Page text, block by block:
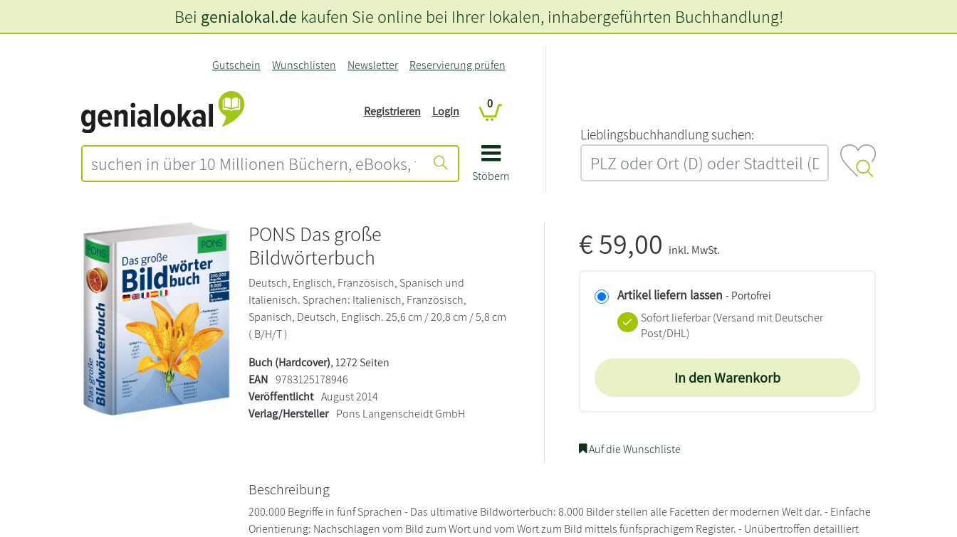
Stöbern
Gutschein Wunschlisten Newsletter Reservierung prüfen
Registrieren Login
0
L‍i‍e‍b‍l‍i‍n‍g‍s‍b‍u‍c‍h‍h‍a‍n‍d‍l‍u‍n‍g‍ ‍s‍u‍c‍h‍e‍n‍:‍
Bei genialokal.de kaufen Sie online bei Ihrer lokalen, inhabergeführten Buchhandlung!
PONS Das große
Bildwörterbuch
Deutsch, Englisch, Französisch, Spanisch und
Italienisch. Sprachen: Italienisch, Französisch,
Spanisch, Deutsch, Englisch. 25,6 cm / 20,8 cm / 5,8 cm
( B/H/T )
Buch (Hardcover), 1272 Seiten
EAN 9783125178946
Veröffentlicht August 2014
Verlag/Hersteller Pons Langenscheidt GmbH
€59,00 inkl. MwSt.
Artikel liefern lassen - Portofrei
Sofort lieferbar(Versand mit Deutscher
Post/DHL)
In den Warenkorb
Auf die Wunschliste
Beschreibung
200.000 Begriffe in fünf Sprachen - Das ultimative Bildwörterbuch: 8.000 Bilder stellen alle Facetten der modernen Welt dar. - Einfache
Orientierung: Nachschlagen vom Bild zum Wort und vom Wort zum Bild mittels fünfsprachigem Register. - Unübertroffen detailliert